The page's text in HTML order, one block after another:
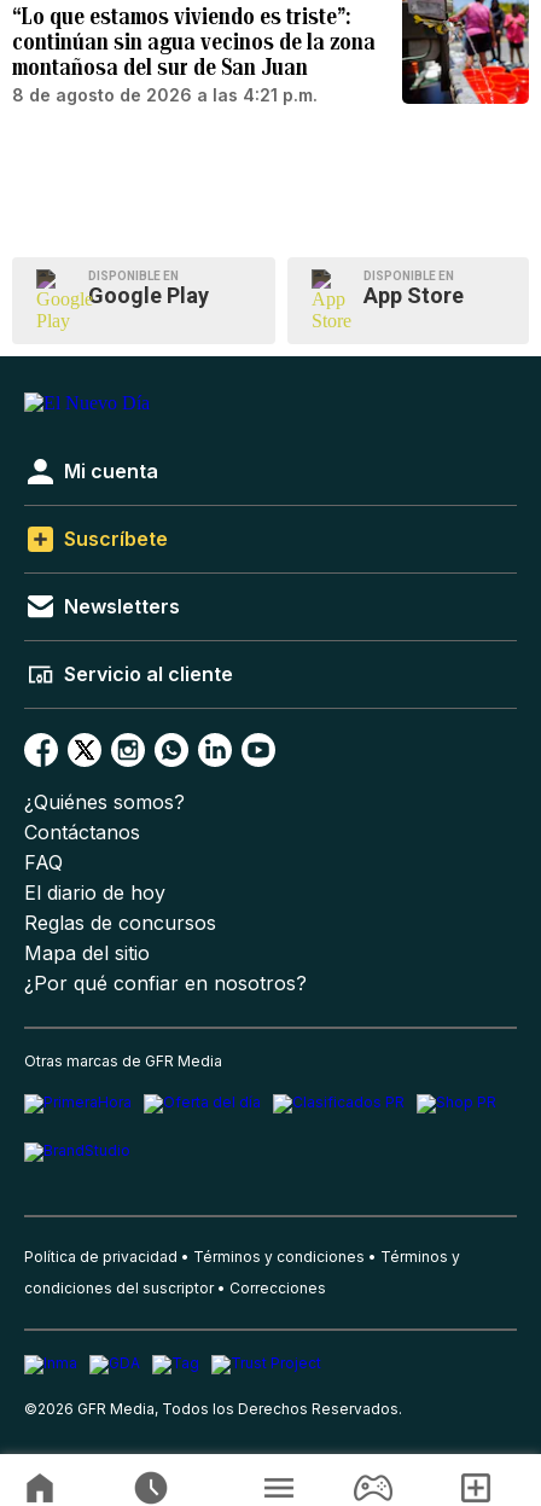
“Lo que estamos viviendo es triste”:
continúan sin agua vecinos de la zona
montañosa del sur de San Juan
8 de agosto de 2026 a las 4:21 p.m.
DISPONIBLE EN
Google Play
DISPONIBLE EN
App Store
Mi cuenta
Suscríbete
Newsletters
Servicio al cliente
¿Quiénes somos?
Contáctanos
FAQ
El diario de hoy
Reglas de concursos
Mapa del sitio
¿Por qué confiar en nosotros?
Otras marcas de GFR Media
Política de privacidad Términos y condiciones
Términos y
condiciones del suscriptor
Correcciones
©2026 GFR Media, Todos los Derechos Reservados.